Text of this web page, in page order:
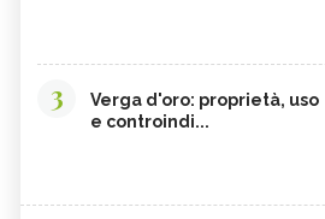
3
Verga d'oro: proprietà, uso
e controindi...